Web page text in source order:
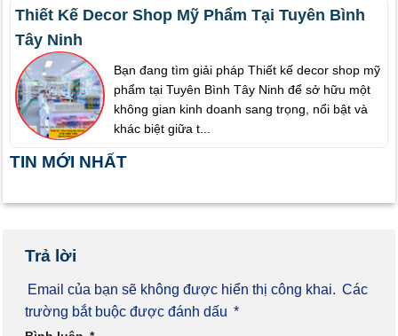
Thiết Kế Decor Shop Mỹ Phẩm Tại Tuyên Bình
Tây Ninh
Bạn đang tìm giải pháp Thiết kế decor shop mỹ
phẩm tại Tuyên Bình Tây Ninh để sở hữu một
không gian kinh doanh sang trọng, nổi bật và
khác biệt giữa t...
TIN MỚI NHẤT
Trả lời
Email của bạn sẽ không được hiển thị công khai. Các
trường bắt buộc được đánh dấu *